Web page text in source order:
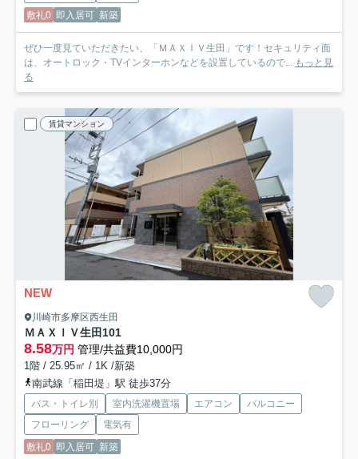
敷礼0 即入居可 新築
ぜひ一度見ていただきたい、「ＭＡＸＩＶ生田」です！セキュリティ面
は、オートロック・TVインターホンなどを設置しているので... もっと見
る
賃貸マンション
NEW
川崎市多摩区西生田
ＭＡＸＩＶ生田101
8.58万円 管理/共益費10,000円
1階 / 25.95㎡ / 1K /新築
南武線「稲田堤」駅 徒歩37分
バス・トイレ別 室内洗濯機置場 エアコン
バルコニー
フローリング
電気有
敷礼0 即入居可 新築